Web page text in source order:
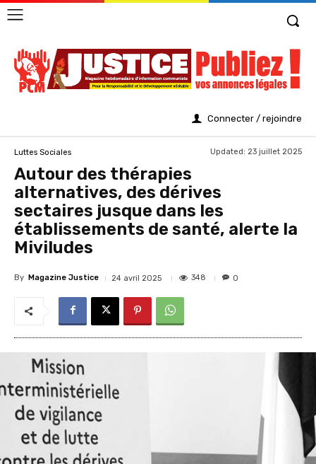
Connecter / rejoindre
Luttes Sociales Updated: 23 juillet 2025
Autour des thérapies
alternatives, des dérives
sectaires jusque dans les
établissements de santé, alerte la
Miviludes
By Magazine Justice 24 avril 2025 348 0